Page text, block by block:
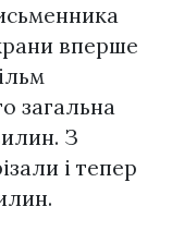
вперше
загальна
З
і тепер